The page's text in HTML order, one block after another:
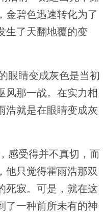
金碧色迅速转化为了
生了天翻地覆的变
眼睛变成灰色是当初
风那一战。在实力相
浩就是在眼睛变成灰
感受得并不真切，而
他只觉得霍雨浩那双
死寂。可是，就在这
了一种前所未有的神